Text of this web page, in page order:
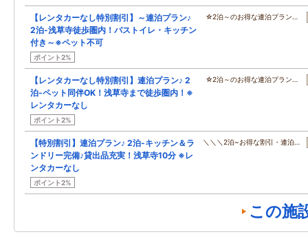
【レンタカーなし特別割引】～連泊プラン♪
2泊-浅草寺徒歩圏内！バストイレ・キッチン
付き～※ペット不可
ポイント2%
☆2泊～のお得な連泊プラン…
【レンタカーなし特別割引】連泊プラン♪ 2
泊-ペット同伴OK！浅草寺まで徒歩圏内！※
レンタカーなし
ポイント2%
☆2泊～のお得な連泊プラン…
【特別割引】連泊プラン♪ 2泊-キッチン＆ラ
ンドリー完備♪貸出品充実！浅草寺10分 ※レ
ンタカーなし
ポイント2%
＼＼＼2泊~お得な割引・連泊…
この施